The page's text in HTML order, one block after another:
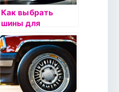
Как выбрать
шины для
грузовых
автомобилей:
рекомендации